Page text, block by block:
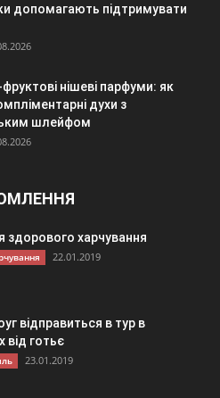
допомагають підтримувати
нішеві парфуми: як
духи з
шлейфом
здорового харчування
22.01.2019
відправиться в тур в
від готьє
23.01.2019